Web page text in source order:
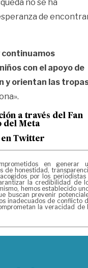
no se ha
de
continuamos
con el apoyo de
y orientan las
a través del Fan
del Meta
Twitter
en generar
de honestidad,
por los periodistas
la credibilidad de
hemos establecido
buscan prevenir
inadecuados de conflicto
la veracidad de